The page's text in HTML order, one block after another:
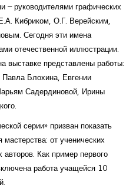
– руководителями графических
Кибриком, О.Г. Верейским,
Сегодня эти имена
отечественной иллюстрации.
выставке представлены работы:
Блохина, Евгении
Садердиновой, Ирины
серии» призван показать
от ученических
Как пример первого
работа учащейся 10